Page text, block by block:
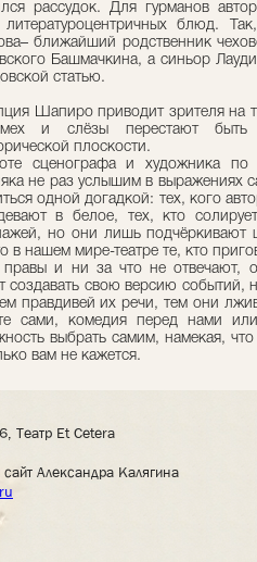
рассудок. Для гурманов
блюд.
ближайший родственник
Башмачкина, а синьор
статью.
Шапиро приводит зрителя на
и слёзы перестают быть
плоскости.
сценографа и художника
не раз услышим в выражениях
одной догадкой: тех, кого
в белое, тех, кто
но они лишь подчёркивают
в нашем мире-театре те, кто
правы и ни за что не отвечают,
создавать свою версию событий,
правдивей их речи, тем они
сами, комедия перед нами
выбрать самим, намекая,
вам не кажется.
Театр Et Cetera
Александра Калягина